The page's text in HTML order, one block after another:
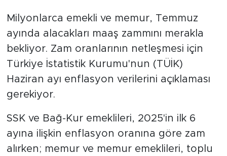
Milyonlarca emekli ve memur, Temmuz
ayında alacakları maaş zammını merakla
bekliyor. Zam oranlarının netleşmesi için
Türkiye İstatistik Kurumu'nun (TÜİK)
Haziran ayı enflasyon verilerini açıklaması
gerekiyor.
SSK ve Bağ-Kur emeklileri, 2025'in ilk 6
ayına ilişkin enflasyon oranına göre zam
alırken; memur ve memur emeklileri, toplu